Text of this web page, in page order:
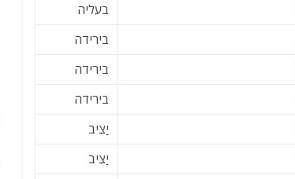
בעליה
בירידה
בירידה
בירידה
יַצִיב
יַצִיב